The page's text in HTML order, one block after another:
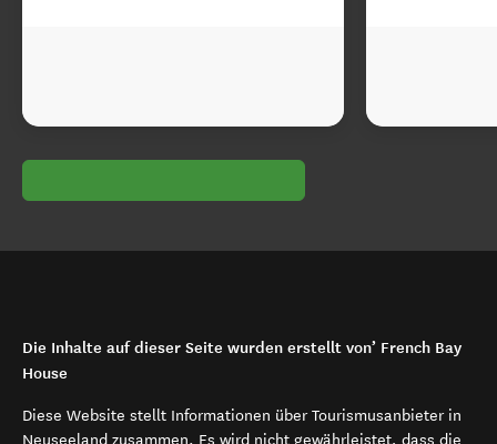
Die Inhalte auf dieser Seite wurden erstellt von’ French Bay
House
Diese Website stellt Informationen über Tourismusanbieter in